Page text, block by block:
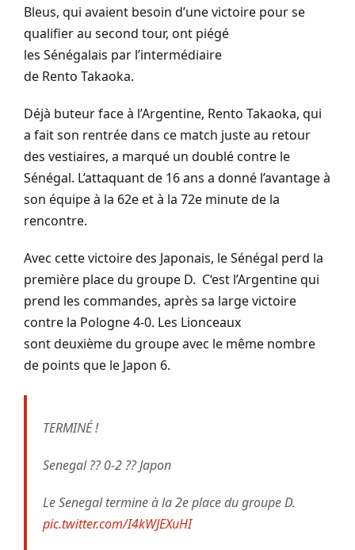
Bleus, qui avaient besoin d’une victoire pour se
qualifier au second tour, ont piégé
les Sénégalais par l’intermédiaire
de Rento Takaoka.
Déjà buteur face à l’Argentine, Rento Takaoka, qui
a fait son rentrée dans ce match juste au retour
des vestiaires, a marqué un doublé contre le
Sénégal. L’attaquant de 16 ans a donné l’avantage à
son équipe à la 62e et à la 72e minute de la
rencontre.
Avec cette victoire des Japonais, le Sénégal perd la
première place du groupe D. C‘est l’Argentine qui
prend les commandes, après sa large victoire
contre la Pologne4-0. Les Lionceaux
sontdeuxièmedu groupe avec le même nombre
de points que le Japon 6.
TERMINÉ !
Senegal ?? 0-2 ?? Japon
Le Senegal termine à la 2e place du groupe D.
pic.twitter.com/I4kWJEXuHI